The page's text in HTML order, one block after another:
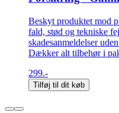
Beskyt produktet mod
fald, stød og tekniske
skadesanmeldelser
Dækker alt tilbehør i
299.-
Tilføj til dit køb